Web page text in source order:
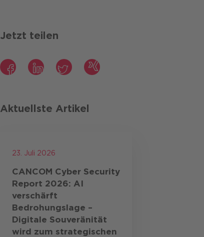
Jetzt teilen
FacebookLinkedInTwitterXing
Aktuellste Artikel
23. Juli 2026
CANCOM Cyber Security
Report 2026: AI
verschärft
Bedrohungslage –
Digitale Souveränität
wird zum strategischen